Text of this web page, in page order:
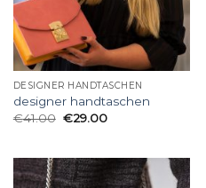
DESIGNER HANDTASCHEN
designer handtaschen
€41.00 €29.00